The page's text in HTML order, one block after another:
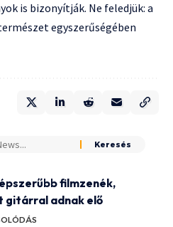
is bizonyítják. Ne feledjük: a
egyszerűségében
filmzenék,
gitárral adnak elő